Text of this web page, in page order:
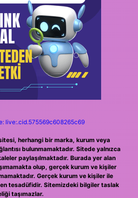
live:.cid.575569c608265c69
herhangi bir marka, kurum veya
bulunmamaktadır. Sitede yalnızca
paylaşılmaktadır. Burada yer alan
olup, gerçek kurum ve kişiler
Gerçek kurum ve kişiler ile
tesadüfidir. Sitemizdeki bilgiler taslak
taşımazlar.